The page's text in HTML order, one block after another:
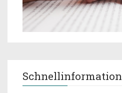
Schnellinformation